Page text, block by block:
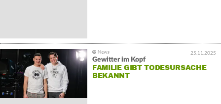
25.11.2025
Gewitter im Kopf
FAMILIE GIBT TODESURSACHE
BEKANNT